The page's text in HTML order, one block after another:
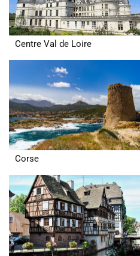
Centre Val de Loire
Corse